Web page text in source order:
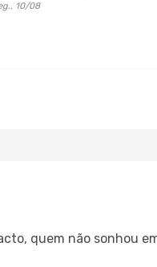
10/08
quem não sonhou